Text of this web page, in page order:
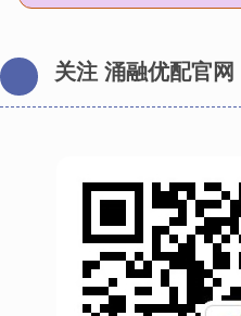
关注 涌融优配官网